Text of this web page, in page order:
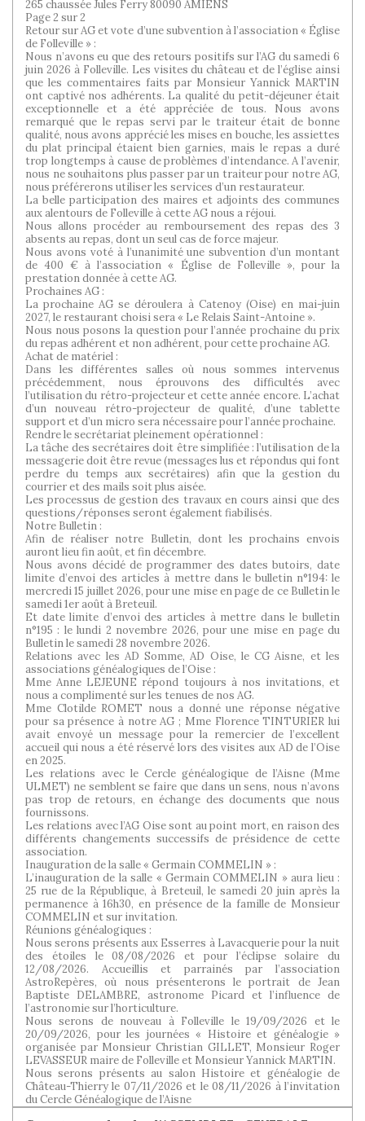
265 chaussée Jules Ferry 80090 AMIENS
Page 2 sur 2
Retour sur AG et vote d’une subvention à l’association « Église
de Folleville » :
Nous n’avons eu que des retours positifs sur l’AG du samedi 6
juin 2026 à Folleville. Les visites du château et de l’église ainsi
que les commentaires faits par Monsieur Yannick MARTIN
ont captivé nos adhérents. La qualité du petit-déjeuner était
exceptionnelle et a été appréciée de tous. Nous avons
remarqué que le repas servi par le traiteur était de bonne
qualité, nous avons apprécié les mises en bouche, les assiettes
du plat principal étaient bien garnies, mais le repas a duré
trop longtemps à cause de problèmes d’intendance. A l’avenir,
nous ne souhaitons plus passer par un traiteur pour notre AG,
nous préférerons utiliser les services d’un restaurateur.
La belle participation des maires et adjoints des communes
aux alentours de Folleville à cette AG nous a réjoui.
Nous allons procéder au remboursement des repas des 3
absents au repas, dont un seul cas de force majeur.
Nous avons voté à l’unanimité une subvention d’un montant
de 400 € à l’association « Église de Folleville », pour la
prestation donnée à cette AG.
Prochaines AG :
La prochaine AG se déroulera à Catenoy (Oise) en mai-juin
2027, le restaurant choisi sera « Le Relais Saint-Antoine ».
Nous nous posons la question pour l’année prochaine du prix
du repas adhérent et non adhérent, pour cette prochaine AG.
Achat de matériel :
Dans les différentes salles où nous sommes intervenus
précédemment, nous éprouvons des difficultés avec
l’utilisation du rétro-projecteur et cette année encore. L’achat
d’un nouveau rétro-projecteur de qualité, d’une tablette
support et d’un micro sera nécessaire pour l’année prochaine.
Rendre le secrétariat pleinement opérationnel :
La tâche des secrétaires doit être simplifiée : l’utilisation de la
messagerie doit être revue (messages lus et répondus qui font
perdre du temps aux secrétaires) afin que la gestion du
courrier et des mails soit plus aisée.
Les processus de gestion des travaux en cours ainsi que des
questions/réponses seront également fiabilisés.
Notre Bulletin :
Afin de réaliser notre Bulletin, dont les prochains envois
auront lieu fin août, et fin décembre.
Nous avons décidé de programmer des dates butoirs, date
limite d’envoi des articles à mettre dans le bulletin n°194: le
mercredi 15 juillet 2026, pour une mise en page de ce Bulletin le
samedi 1er août à Breteuil.
Et date limite d’envoi des articles à mettre dans le bulletin
n°195 : le lundi 2 novembre 2026, pour une mise en page du
Bulletin le samedi 28 novembre 2026.
Relations avec les AD Somme, AD Oise, le CG Aisne, et les
associations généalogiques de l’Oise :
Mme Anne LEJEUNE répond toujours à nos invitations, et
nous a complimenté sur les tenues de nos AG.
Mme Clotilde ROMET nous a donné une réponse négative
pour sa présence à notre AG ; Mme Florence TINTURIER lui
avait envoyé un message pour la remercier de l’excellent
accueil qui nous a été réservé lors des visites aux AD de l’Oise
en 2025.
Les relations avec le Cercle généalogique de l’Aisne (Mme
ULMET) ne semblent se faire que dans un sens, nous n’avons
pas trop de retours, en échange des documents que nous
fournissons.
Les relations avec l’AG Oise sont au point mort, en raison des
différents changements successifs de présidence de cette
association.
Inauguration de la salle « Germain COMMELIN » :
L’inauguration de la salle « Germain COMMELIN » aura lieu :
25 rue de la République, à Breteuil, le samedi 20 juin après la
permanence à 16h30, en présence de la famille de Monsieur
COMMELIN et sur invitation.
Réunions généalogiques :
Nous serons présents aux Esserres à Lavacquerie pour la nuit
des étoiles le 08/08/2026 et pour l’éclipse solaire du
12/08/2026. Accueillis et parrainés par l’association
AstroRepères, où nous présenterons le portrait de Jean
Baptiste DELAMBRE, astronome Picard et l’influence de
l’astronomie sur l’horticulture.
Nous serons de nouveau à Folleville le 19/09/2026 et le
20/09/2026, pour les journées « Histoire et généalogie »
organisée par Monsieur Christian GILLET, Monsieur Roger
LEVASSEUR maire de Folleville et Monsieur Yannick MARTIN.
Nous serons présents au salon Histoire et généalogie de
Château-Thierry le 07/11/2026 et le 08/11/2026 à l’invitation
du Cercle Généalogique de l’Aisne